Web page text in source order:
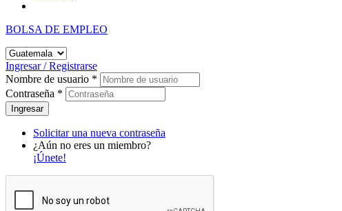
BOLSA DE EMPLEO
Ingresar / Registrarse
Nombre de usuario *
Contraseña *
Solicitar una nueva contraseña
¿Aún no eres un miembro?
¡Únete!